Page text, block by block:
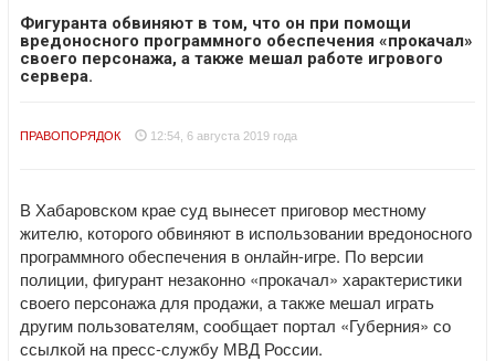
Фигуранта обвиняют в том, что он при помощи
вредоносного программного обеспечения «прокачал»
своего персонажа, а также мешал работе игрового
сервера.
ПРАВОПОРЯДОК 12:54, 6 августа 2019 года
В Хабаровском крае суд вынесет приговор местному
жителю, которого обвиняют в использовании вредоносного
программного обеспечения в онлайн-игре. По версии
полиции, фигурант незаконно «прокачал» характеристики
своего персонажа для продажи, а также мешал играть
другим пользователям, сообщает портал «Губерния» со
ссылкой на пресс-службу МВД России.